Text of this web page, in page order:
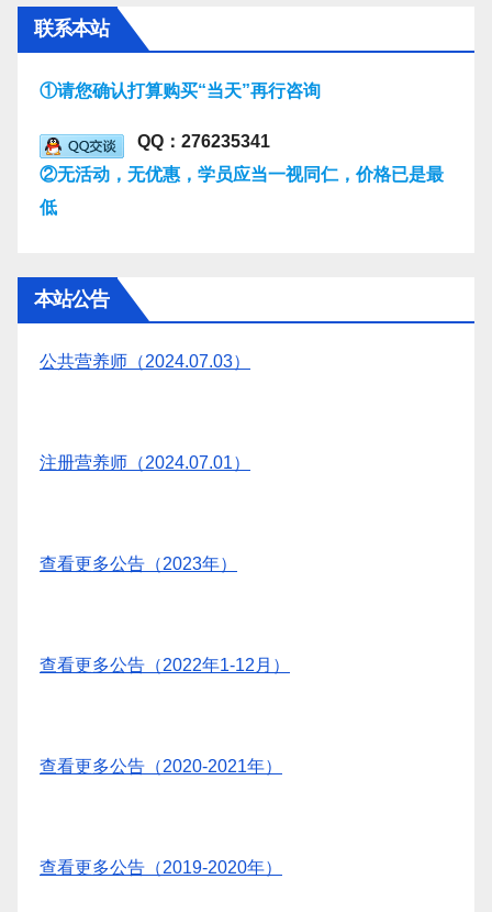
联系本站
①请您确认打算购买“当天”再行咨询
QQ：276235341
②无活动，无优惠，学员应当一视同仁，价格已是最
低
本站公告
公共营养师（2024.07.03）
注册营养师（2024.07.01）
查看更多公告（2023年）
查看更多公告（2022年1-12月）
查看更多公告（2020-2021年）
查看更多公告（2019-2020年）